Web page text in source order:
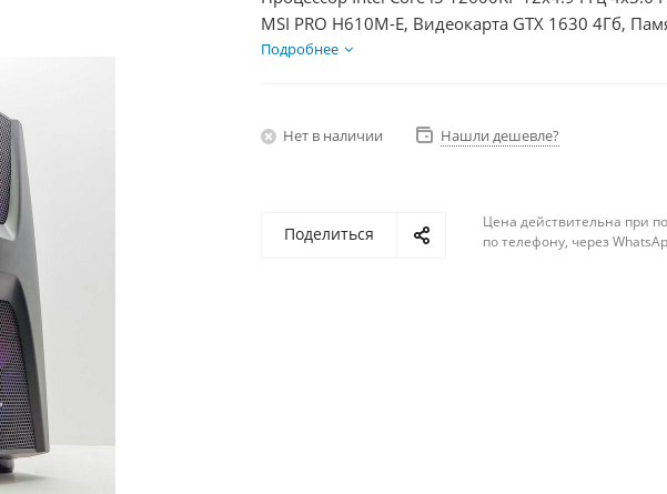
MSI PRO H610M-E, Видеокарта GTX 1630 4Гб,
1000Гб + HDD 2Тб, БП 350Вт
Подробнее
Нет в наличии Нашли дешевле?
Поделиться
Цена действительна при
по телефону, через